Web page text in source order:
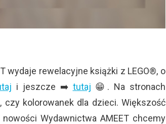
wydaje rewelacyjne książki z LEGO®, o
i jeszcze ➡️ tutaj 😁. Na stronach
kolorowanek dla dzieci. Większość
Wydawnictwa AMEET chcemy